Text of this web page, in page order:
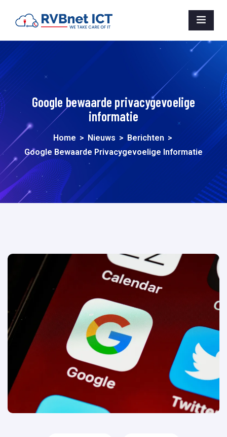
Google bewaarde privacygevoelige
informatie
Home > Nieuws > Berichten >
Google Bewaarde Privacygevoelige Informatie